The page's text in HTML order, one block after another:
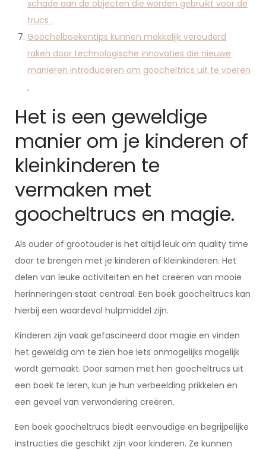
schade aan de objecten die worden gebruikt voor de
trucs .
Goochelboekentips kunnen makkelijk verouderd
raken door technologische innovaties die nieuwe
manieren introduceren om goocheltrics uit te voeren
.
Het is een geweldige
manier om je kinderen of
kleinkinderen te
vermaken met
goocheltrucs en magie.
Als ouder of grootouder is het altijd leuk om quality time
door te brengen met je kinderen of kleinkinderen. Het
delen van leuke activiteiten en het creëren van mooie
herinneringen staat centraal. Een boek goocheltrucs kan
hierbij een waardevol hulpmiddel zijn.
Kinderen zijn vaak gefascineerd door magie en vinden
het geweldig om te zien hoe iets onmogelijks mogelijk
wordt gemaakt. Door samen met hen goocheltrucs uit
een boek te leren, kun je hun verbeelding prikkelen en
een gevoel van verwondering creëren.
Een boek goocheltrucs biedt eenvoudige en begrijpelijke
instructies die geschikt zijn voor kinderen. Ze kunnen